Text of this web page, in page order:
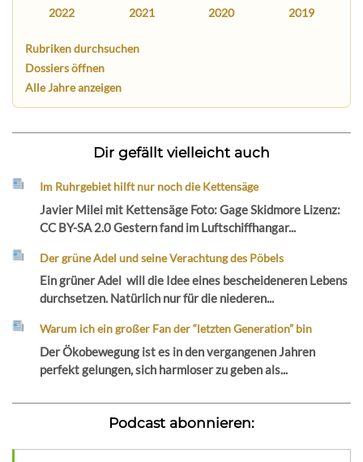
2022 2021 2020 2019
Rubriken durchsuchen
Dossiers öffnen
Alle Jahre anzeigen
Dir gefällt vielleicht auch
Im Ruhrgebiet hilft nur noch die Kettensäge
Javier Milei mit Kettensäge Foto: Gage Skidmore Lizenz:
CC BY-SA 2.0 Gestern fand im Luftschiffhangar...
Der grüne Adel und seine Verachtung des Pöbels
Ein grüner Adel will die Idee eines bescheideneren Lebens
durchsetzen. Natürlich nur für die niederen...
Warum ich ein großer Fan der “letzten Generation” bin
Der Ökobewegung ist es in den vergangenen Jahren
perfekt gelungen, sich harmloser zu geben als...
Podcast abonnieren: